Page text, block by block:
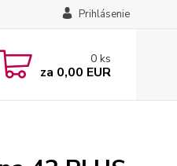
Prihlásenie
0 ks
za 0,00 EUR